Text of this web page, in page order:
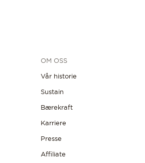
OM OSS
Vår historie
Sustain
Bærekraft
Karriere
Presse
Affiliate